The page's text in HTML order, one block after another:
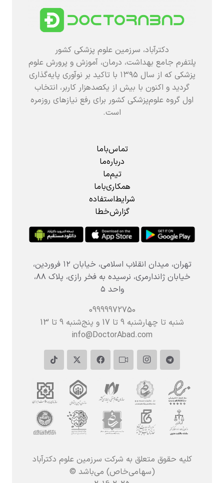
دکترآباد، سرزمین علوم پزشکی کشور
پلتفرم جامع بهداشت، درمان، آموزش و پرورش علوم
پزشکی که از سال ۱۳۹۵ با تاکید بر نوآوری پایه‌گذاری
گردید و اکنون با بیش از یکصدهزار کاربر، انتخاب
اول گروه علوم‌پزشکی کشور برای رفع نیازهای روزمره
است.
تماس‌باما
درباره‌ما
تیم‌ما
همکاری‌باما
شرایط‌استفاده
گزارش‌خطا
تهران، میدان انقلاب اسلامی، خیابان ۱۲ فروردین،
خیابان ژاندارمری، نرسیده به فخر رازی، پلاک ۸۸،
واحد ۵
09999972750
شنبه تا چهارشنبه 9 تا 17 و پنج‌شنبه‌ 9 تا 13
info@DoctorAbad.com
کلیه حقوق متعلق به شرکت سرزمین علوم دکترآباد
(سهامی‌خاص) می‌باشد ©